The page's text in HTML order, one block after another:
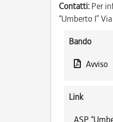
Contatti: Per
“Umberto I”
Bando
Avviso
Link
ASP